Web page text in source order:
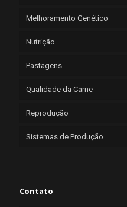
Melhoramento Genético
Nutrição
Pastagens
Qualidade da Carne
Reprodução
Sistemas de Produção
Contato